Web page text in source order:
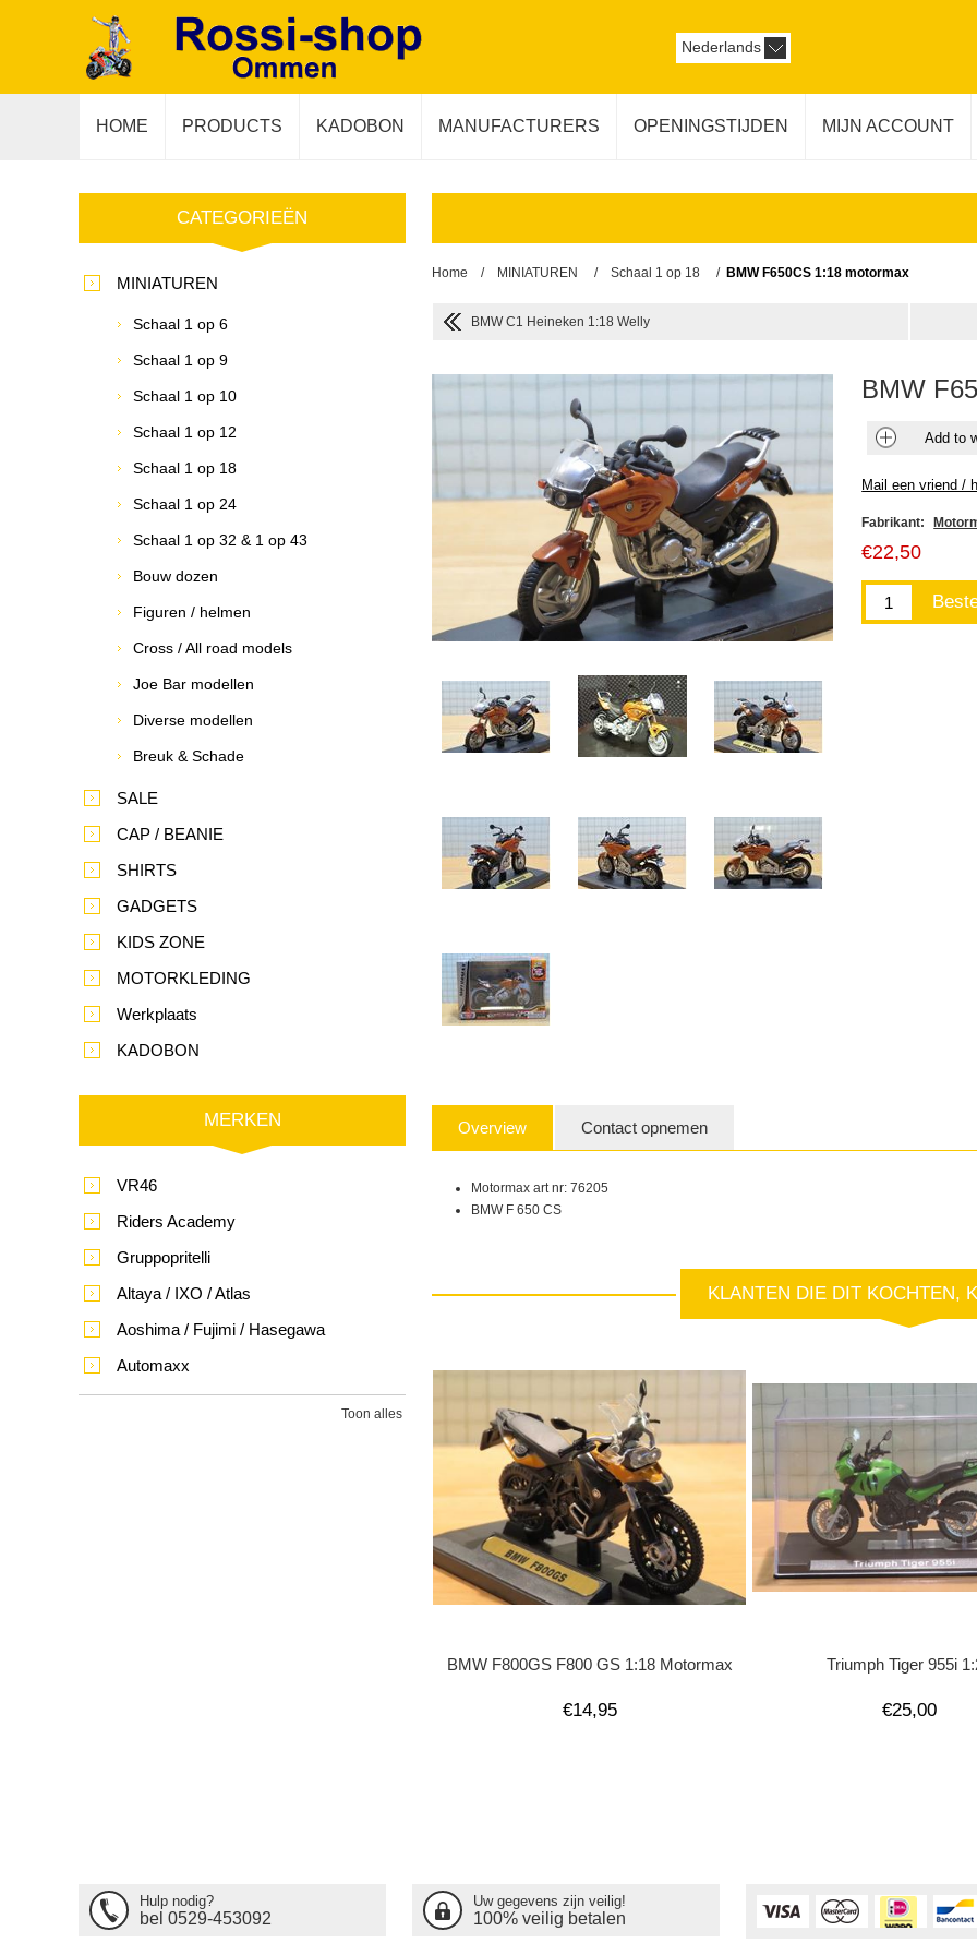
Nederlands
HOME PRODUCTS KADOBON MANUFACTURERS OPENINGSTIJDEN MIJN ACCOUNT
Home / MINIATUREN / Schaal 1 op 18 / BMW F650CS 1:18 motormax
BMW C1 Heineken 1:18 Welly
BMW
Fabrikant:
€22,50
Overview Contact opnemen
Motormax art nr: 76205
BMW F 650 CS
KLANTEN DIE DIT KOCHTEN,
BMW F800GS F800 GS 1:18 Motormax
€14,95
Triumph Tiger 955i
€25,00
CATEGORIEËN
MINIATUREN
Schaal 1 op 6
Schaal 1 op 9
Schaal 1 op 10
Schaal 1 op 12
Schaal 1 op 18
Schaal 1 op 24
Schaal 1 op 32 & 1 op 43
Bouw dozen
Figuren / helmen
Cross / All road models
Joe Bar modellen
Diverse modellen
Breuk & Schade
SALE
CAP / BEANIE
SHIRTS
GADGETS
KIDS ZONE
MOTORKLEDING
Werkplaats
KADOBON
MERKEN
VR46
Riders Academy
Gruppopritelli
Altaya / IXO / Atlas
Aoshima / Fujimi / Hasegawa
Automaxx
Toon alles
Hulp nodig?
bel 0529-453092
Uw gegevens zijn veilig!
100% veilig betalen